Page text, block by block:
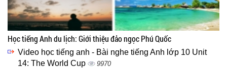
Học tiếng Anh du lịch: Giới thiệu đảo ngọc Phú Quốc
Video học tiếng anh - Bài nghe tiếng Anh lớp 10 Unit
14: The World Cup
9970